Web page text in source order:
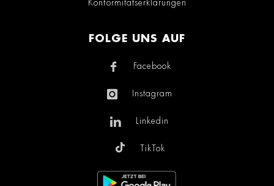
Konformitätserklärungen
FOLGE UNS AUF
Facebook
Instagram
Linkedin
TikTok